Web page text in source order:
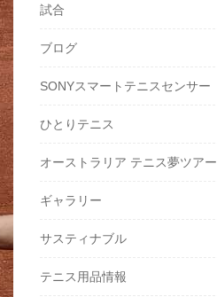
試合
ブログ
SONYスマートテニスセンサー
ひとりテニス
オーストラリア テニス夢ツアー
ギャラリー
サスティナブル
テニス用品情報